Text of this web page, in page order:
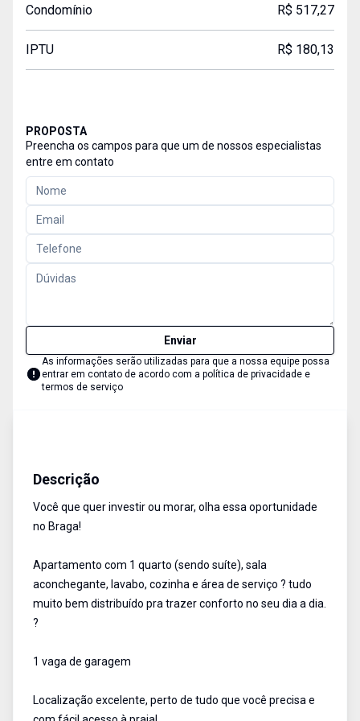
Condomínio R$ 517,27
IPTU R$ 180,13
PROPOSTA
Preencha os campos para que um de nossos especialistas
entre em contato
Enviar
As informações serão utilizadas para que a nossa equipe possa
entrar em contato de acordo com a política de privacidade e
termos de serviço
Descrição
Você que quer investir ou morar, olha essa oportunidade
no Braga!
Apartamento com 1 quarto (sendo suíte), sala
aconchegante, lavabo, cozinha e área de serviço ? tudo
muito bem distribuído pra trazer conforto no seu dia a dia.
?
1 vaga de garagem
Localização excelente, perto de tudo que você precisa e